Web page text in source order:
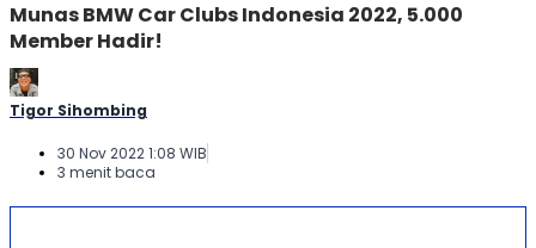
Munas BMW Car Clubs Indonesia 2022, 5.000
Member Hadir!
Tigor Sihombing
30 Nov 2022 1:08 WIB
3 menit baca